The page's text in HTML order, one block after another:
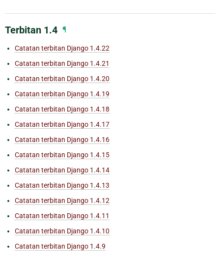
Terbitan 1.4 ¶
Catatan terbitan Django 1.4.22
Catatan terbitan Django 1.4.21
Catatan terbitan Django 1.4.20
Catatan terbitan Django 1.4.19
Catatan terbitan Django 1.4.18
Catatan terbitan Django 1.4.17
Catatan terbitan Django 1.4.16
Catatan terbitan Django 1.4.15
Catatan terbitan Django 1.4.14
Catatan terbitan Django 1.4.13
Catatan terbitan Django 1.4.12
Catatan terbitan Django 1.4.11
Catatan terbitan Django 1.4.10
Catatan terbitan Django 1.4.9